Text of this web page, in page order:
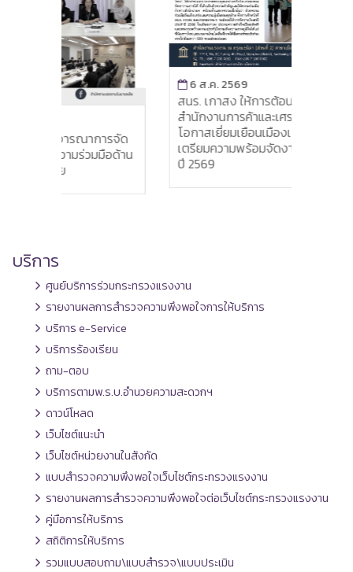
6 ส.ค. 2569
สนร. เกาสง ให้การต้อนรับผู้อำนวยการใหญ่
สำนักงานการค้าและเศรษฐกิจไทย ไทเป ใน
โอกาสเยี่ยมเยือนเมืองเกาสง และร่วมหารือ
เตรียมความพร้อมจัดงานวันชาติไทย ประจำ
ปี 2569
บริการ
ศูนย์บริการร่วมกระทรวงแรงงาน
รายงานผลการสำรวจความพึงพอใจการให้บริการ
บริการ e-Service
บริการร้องเรียน
ถาม-ตอบ
บริการตามพ.ร.บ.อำนวยความสะดวกฯ
ดาวน์โหลด
เว็บไซต์แนะนำ
เว็บไซต์หน่วยงานในสังกัด
แบบสำรวจความพึงพอใจเว็บไซต์กระทรวงแรงงาน
รายงานผลการสำรวจความพึงพอใจต่อเว็บไซต์กระทรวงแรงงาน
คู่มือการให้บริการ
สถิติการให้บริการ
รวมแบบสอบถาม\แบบสำรวจ\แบบประเมิน